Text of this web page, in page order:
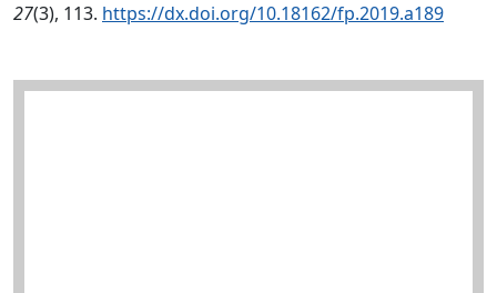
27(3), 113. https://dx.doi.org/10.18162/fp.2019.a189